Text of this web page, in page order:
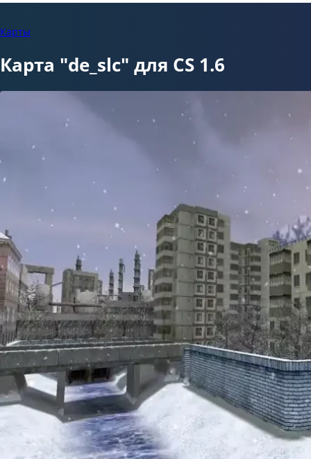
Карты
Карта "de_slc" для CS 1.6